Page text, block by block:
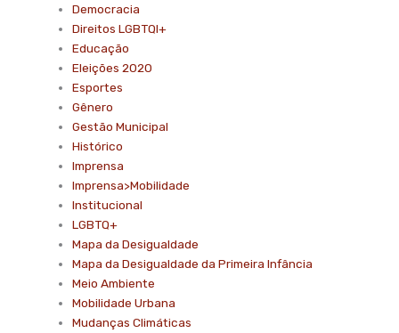
Democracia
Direitos LGBTQI+
Educação
Eleições 2020
Esportes
Gênero
Gestão Municipal
Histórico
Imprensa
Imprensa>Mobilidade
Institucional
LGBTQ+
Mapa da Desigualdade
Mapa da Desigualdade da Primeira Infância
Meio Ambiente
Mobilidade Urbana
Mudanças Climáticas